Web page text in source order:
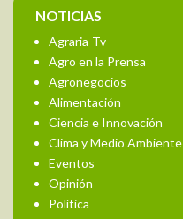
NOTICIAS
Agraria-Tv
Agro en la Prensa
Agronegocios
Alimentación
Ciencia e Innovación
Clima y Medio Ambiente
Eventos
Opinión
Política